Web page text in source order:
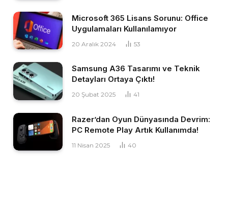
Microsoft 365 Lisans Sorunu: Office
Uygulamaları Kullanılamıyor
20 Aralık 2024 53
Samsung A36 Tasarımı ve Teknik
Detayları Ortaya Çıktı!
20 Şubat 2025 41
Razer’dan Oyun Dünyasında Devrim:
PC Remote Play Artık Kullanımda!
11 Nisan 2025 40